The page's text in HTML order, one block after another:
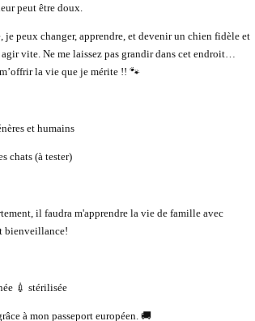
peut être doux.
je peux changer, apprendre, et devenir un chien fidèle et
vite. Ne me laissez pas grandir dans cet endroit…
la vie que je mérite !! 🐾
et humains
chats (à tester)
il faudra m'apprendre la vie de famille avec
bienveillance!
💉 stérilisée
à mon passeport européen. 🚚